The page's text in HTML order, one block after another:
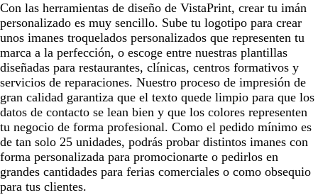
Con las herramientas de diseño de VistaPrint, crear tu imán
personalizado es muy sencillo. Sube tu logotipo para crear
unos imanes troquelados personalizados que representen tu
marca a la perfección, o escoge entre nuestras plantillas
diseñadas para restaurantes, clínicas, centros formativos y
servicios de reparaciones. Nuestro proceso de impresión de
gran calidad garantiza que el texto quede limpio para que los
datos de contacto se lean bien y que los colores representen
tu negocio de forma profesional. Como el pedido mínimo es
de tan solo 25 unidades, podrás probar distintos imanes con
forma personalizada para promocionarte o pedirlos en
grandes cantidades para ferias comerciales o como obsequio
para tus clientes.